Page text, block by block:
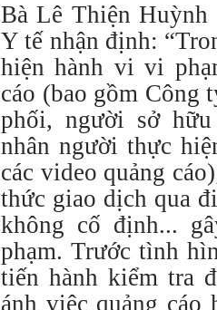
Bà Lê Thiện Huỳnh
Y tế nhận định:
hiện hành vi vi
cáo (bao gồm Công
phối, người sở
nhân người thực
các video quảng
thức giao dịch qua
không cố định...
phạm. Trước tình
tiến hành kiểm tra
ánh việc quảng cáo